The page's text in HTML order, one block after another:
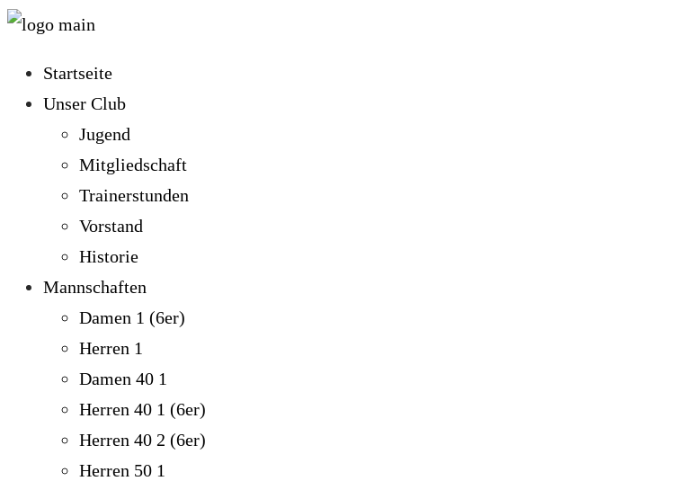
Startseite
Unser Club
Jugend
Mitgliedschaft
Trainerstunden
Vorstand
Historie
Mannschaften
Damen 1 (6er)
Herren 1
Damen 40 1
Herren 40 1 (6er)
Herren 40 2 (6er)
Herren 50 1